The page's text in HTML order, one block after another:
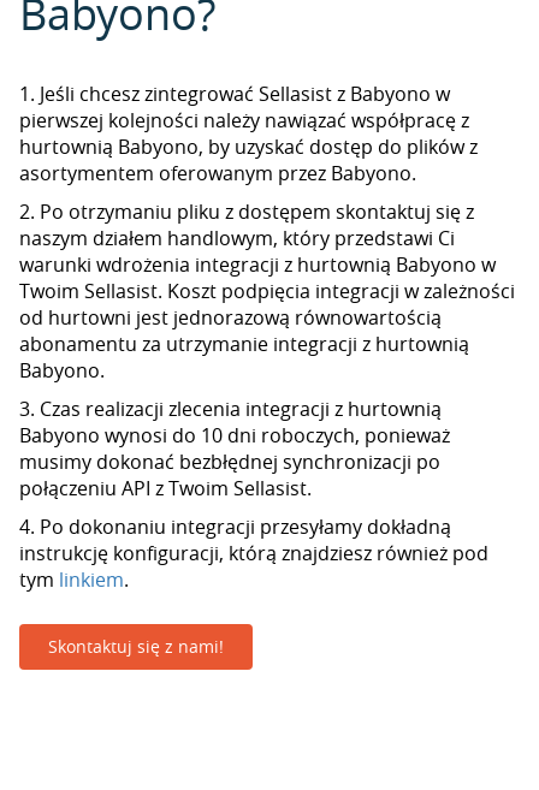
Babyono?
1. Jeśli chcesz zintegrować Sellasist z Babyono w
pierwszej kolejności należy nawiązać współpracę z
hurtownią Babyono, by uzyskać dostęp do plików z
asortymentem oferowanym przez Babyono.
2. Po otrzymaniu pliku z dostępem skontaktuj się z
naszym działem handlowym, który przedstawi Ci
warunki wdrożenia integracji z hurtownią Babyono w
Twoim Sellasist. Koszt podpięcia integracji w zależności
od hurtowni jest jednorazową równowartością
abonamentu za utrzymanie integracji z hurtownią
Babyono.
3. Czas realizacji zlecenia integracji z hurtownią
Babyono wynosi do 10 dni roboczych, ponieważ
musimy dokonać bezbłędnej synchronizacji po
połączeniu API z Twoim Sellasist.
4. Po dokonaniu integracji przesyłamy dokładną
instrukcję konfiguracji, którą znajdziesz również pod
tym linkiem.
Skontaktuj się z nami!